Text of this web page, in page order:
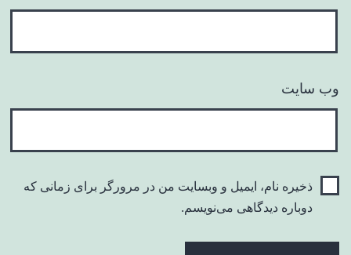
وب‌ سایت
ذخیره نام، ایمیل و وبسایت من در مرورگر برای زمانی که
دوباره دیدگاهی می‌نویسم.